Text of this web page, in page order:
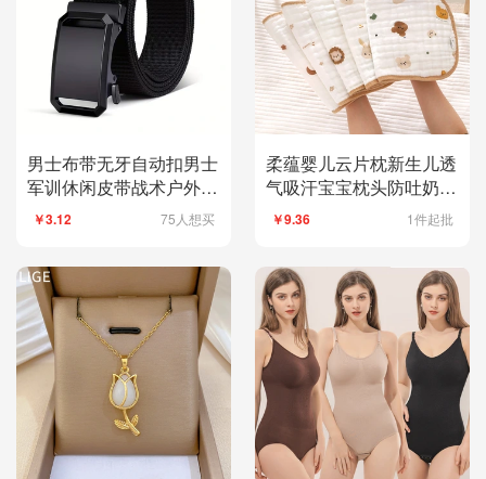
男士布带无牙自动扣男士
军训休闲皮带战术户外腰
带厂家现货皮带
￥3.12 75人想买
柔蕴婴儿云片枕新生儿透
气吸汗宝宝枕头防吐奶枕
片纯棉纱布枕巾
￥9.36 1件起批